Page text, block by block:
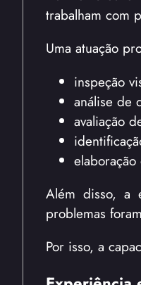
trabalham com
Uma atuação
inspeção
análise de
avaliação
Além disso, a
problemas
Por isso, a